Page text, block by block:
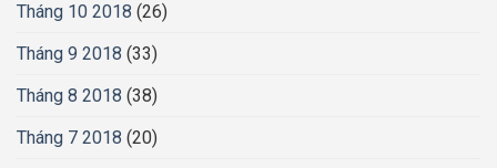
Tháng 10 2018 (26)
Tháng 9 2018 (33)
Tháng 8 2018 (38)
Tháng 7 2018 (20)